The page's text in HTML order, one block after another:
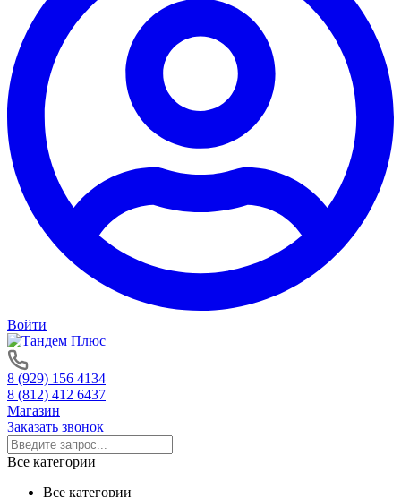
Войти
8 (929) 156 4134
8 (812) 412 6437
Магазин
Заказать звонок
Все категории
Все категории